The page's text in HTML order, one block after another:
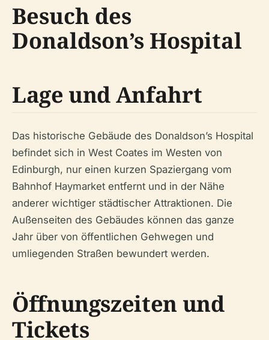
Besuch des
Donaldson’s Hospital
Lage und Anfahrt
Das historische Gebäude des Donaldson’s Hospital
befindet sich in West Coates im Westen von
Edinburgh, nur einen kurzen Spaziergang vom
Bahnhof Haymarket entfernt und in der Nähe
anderer wichtiger städtischer Attraktionen. Die
Außenseiten des Gebäudes können das ganze
Jahr über von öffentlichen Gehwegen und
umliegenden Straßen bewundert werden.
Öffnungszeiten und
Tickets